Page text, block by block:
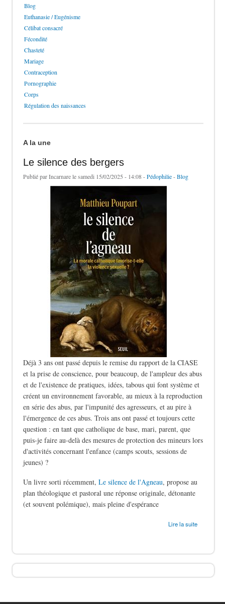
Blog
Euthanasie / Eugénisme
Célibat consacré
Fécondité
Chasteté
Mariage
Contraception
Pornographie
Corps
Régulation des naissances
A la une
Le silence des bergers
Publié parIncarnarele samedi 15/02/2025 - 14:08 -Pédophilie-Blog
Déjà 3 ans ont passé depuis le remise du rapport de la CIASE
et la prise de conscience, pour beaucoup, de l'ampleur des abus
et de l'existence de pratiques, idées, tabous qui font système et
créent un environnement favorable, au mieux à la reproduction
en série des abus, par l'impunité des agresseurs, et au pire à
l'émergence de ces abus. Trois ans ont passé et toujours cette
question : en tant que catholique de base, mari, parent, que
puis-je faire au-delà des mesures de protection des mineurs lors
d'activités concernant l'enfance (camps scouts, sessions de
jeunes) ?
Un livre sorti récemment, Le silence de l'Agneau, propose au
plan théologique et pastoral une réponse originale, détonante
(et souvent polémique), mais pleine d'espérance
Lire la suite